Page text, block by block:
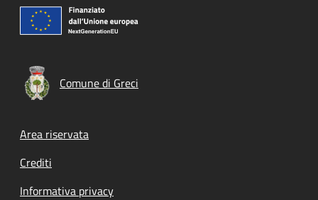
Comune di Greci
Footer menu
Area riservata
Crediti
Informativa privacy